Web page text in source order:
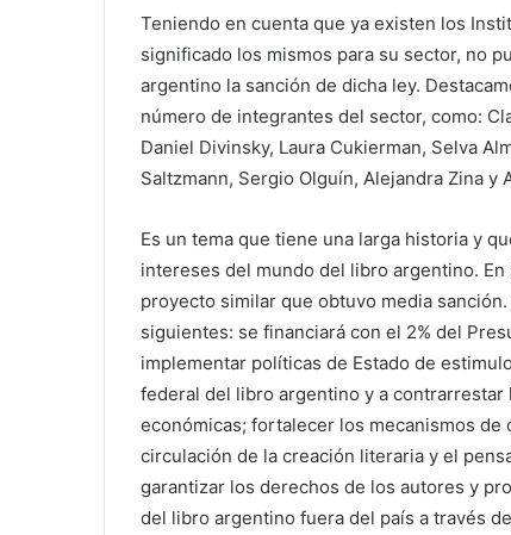
Teniendo en cuenta que ya existen los
significado los mismos para su sector, no
argentino la sanción de dicha ley.
número de integrantes del sector, como:
Daniel Divinsky, Laura Cukierman, Selva
Saltzmann, Sergio Olguín, Alejandra Zina
Es un tema que tiene una larga historia y
intereses del mundo del libro argentino.
proyecto similar que obtuvo media
siguientes: se financiará con el 2% del
implementar políticas de Estado de
federal del libro argentino y a
económicas; fortalecer los mecanismos
circulación de la creación literaria y el
garantizar los derechos de los autores y
del libro argentino fuera del país a través